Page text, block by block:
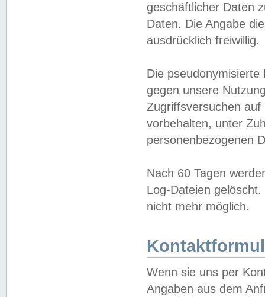
geschäftlicher Daten
Daten. Die Angabe
ausdrücklich freiwillig.
Die
gegen unsere
Zugriffsversuchen
vorbehalten, unter
personenbezogenen
Nach 60 Tagen
Log-Dateien
nicht mehr möglich.
Wenn sie uns per
Angaben aus dem